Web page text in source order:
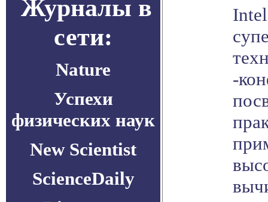
Журналы в
сети:
Nature
Успехи
физических наук
New Scientist
ScienceDaily
-